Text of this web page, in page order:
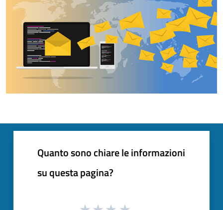
Quanto sono chiare le informazioni
su questa pagina?